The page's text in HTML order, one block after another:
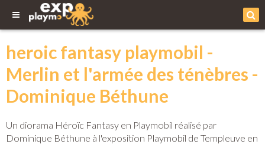
heroic fantasy playmobil -
Merlin et l'armée des ténèbres -
Dominique Béthune
Un diorama Héroïc Fantasy en Playmobil réalisé par
Dominique Béthune à l'exposition Playmobil de Templeuve en